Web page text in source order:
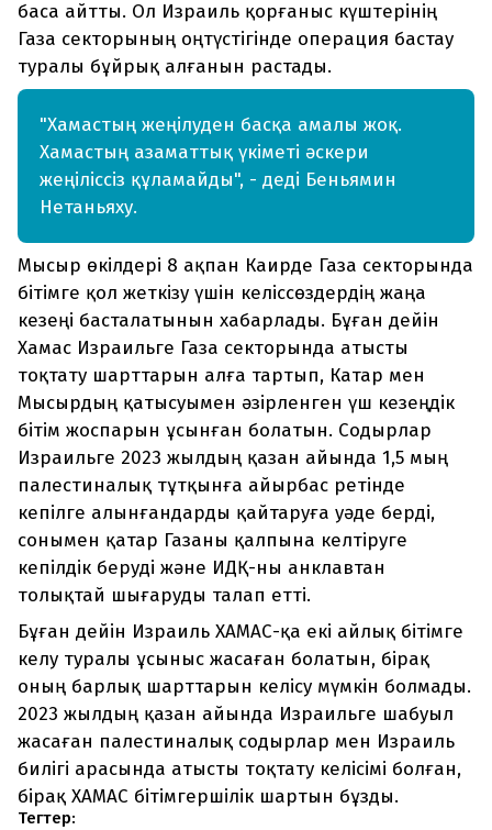
баса айтты. Ол Израиль қорғаныс күштерінің
Газа секторының оңтүстігінде операция бастау
туралы бұйрық алғанын растады.
"Хамастың жеңілуден басқа амалы жоқ.
Хамастың азаматтық үкіметі әскери
жеңіліссіз құламайды", - деді Беньямин
Нетаньяху.
Мысыр өкілдері 8 ақпан Каирде Газа секторында
бітімге қол жеткізу үшін келіссөздердің жаңа
кезеңі басталатынын хабарлады. Бұған дейін
Хамас Израильге Газа секторында атысты
тоқтату шарттарын алға тартып, Катар мен
Мысырдың қатысуымен әзірленген үш кезеңдік
бітім жоспарын ұсынған болатын. Содырлар
Израильге 2023 жылдың қазан айында 1,5 мың
палестиналық тұтқынға айырбас ретінде
кепілге алынғандарды қайтаруға уәде берді,
сонымен қатар Газаны қалпына келтіруге
кепілдік беруді және ИДҚ-ны анклавтан
толықтай шығаруды талап етті.
Бұған дейін Израиль ХАМАС-қа екі айлық бітімге
келу туралы ұсыныс жасаған болатын, бірақ
оның барлық шарттарын келісу мүмкін болмады.
2023 жылдың қазан айында Израильге шабуыл
жасаған палестиналық содырлар мен Израиль
билігі арасында атысты тоқтату келісімі болған,
бірақ ХАМАС бітімгершілік шартын бұзды.
Тегтер: